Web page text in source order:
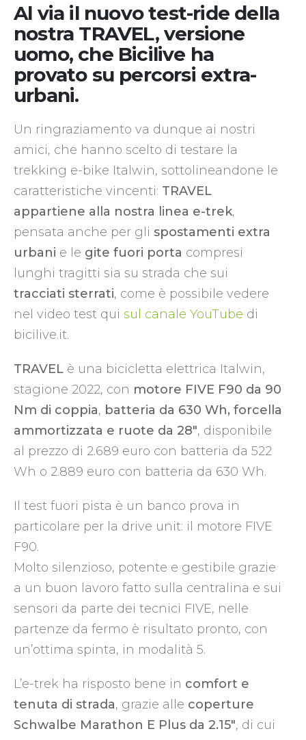
Al via il nuovo test-ride della
nostra TRAVEL, versione
uomo, che Bicilive ha
provato su percorsi extra-
urbani.
Un ringraziamento va dunque ai nostri
amici, che hanno scelto di testare la
trekking e-bike Italwin, sottolineandone le
caratteristiche vincenti: TRAVEL
appartiene alla nostra linea e-trek,
pensata anche per gli spostamenti extra
urbani e le gite fuori porta compresi
lunghi tragitti sia su strada che sui
tracciati sterrati, come è possibile vedere
nel video test qui sul canale YouTube di
bicilive.it.
TRAVEL è una bicicletta elettrica Italwin,
stagione 2022, con motore FIVE F90 da 90
Nm di coppia, batteria da 630 Wh, forcella
ammortizzata e ruote da 28″, disponibile
al prezzo di 2.689 euro con batteria da 522
Wh o 2.889 euro con batteria da 630 Wh.
Il test fuori pista è un banco prova in
particolare per la drive unit: il motore FIVE
F90.
Molto silenzioso, potente e gestibile grazie
a un buon lavoro fatto sulla centralina e sui
sensori da parte dei tecnici FIVE, nelle
partenze da fermo è risultato pronto, con
un’ottima spinta, in modalità 5.
L’e-trek ha risposto bene in comfort e
tenuta di strada, grazie alle coperture
Schwalbe Marathon E Plus da 2.15″, di cui